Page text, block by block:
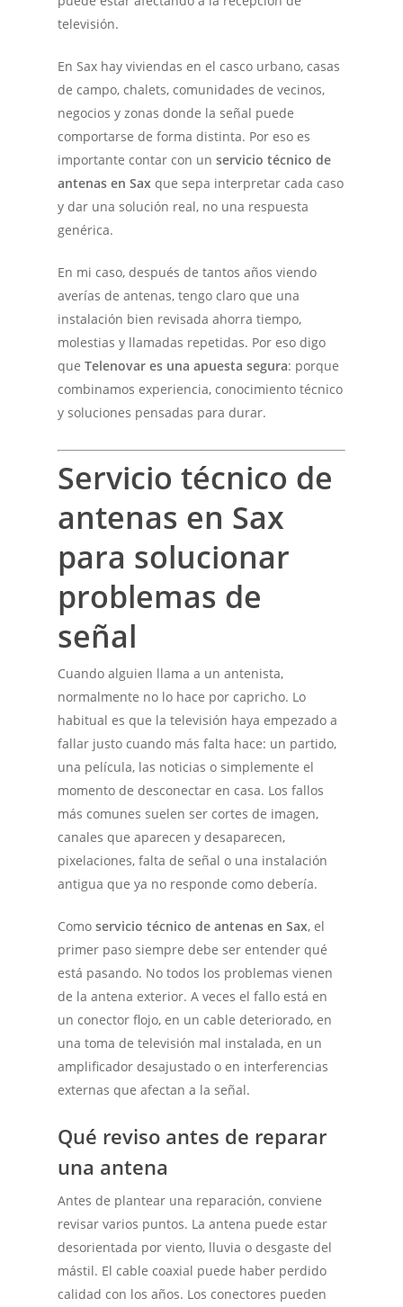
televisión.
En Sax hay viviendas en el casco urbano, casas
de campo, chalets, comunidades de vecinos,
negocios y zonas donde la señal puede
comportarse de forma distinta. Por eso es
importante contar con unservicio técnico de
antenas en Sax que sepa interpretar cada caso
y dar una solución real, no una respuesta
genérica.
En mi caso, después de tantos años viendo
averías de antenas, tengo claro que una
instalación bien revisada ahorra tiempo,
molestias y llamadas repetidas. Por eso digo
queTelenovar es una apuesta segura: porque
combinamos experiencia, conocimiento técnico
y soluciones pensadas para durar.
Servicio técnico de
antenas en Sax
para solucionar
problemas de
señal
Cuando alguien llama a un antenista,
normalmente no lo hace por capricho. Lo
habitual es que la televisión haya empezado a
fallar justo cuando más falta hace: un partido,
una película, las noticias o simplemente el
momento de desconectar en casa. Los fallos
más comunes suelen ser cortes de imagen,
canales que aparecen y desaparecen,
pixelaciones, falta de señal o una instalación
antigua que ya no responde como debería.
Comoservicio técnico de antenas en Sax, el
primer paso siempre debe ser entender qué
está pasando. No todos los problemas vienen
de la antena exterior. A veces el fallo está en
un conector flojo, en un cable deteriorado, en
una toma de televisión mal instalada, en un
amplificador desajustado o en interferencias
externas que afectan a la señal.
Qué reviso antes de reparar
una antena
Antes de plantear una reparación, conviene
revisar varios puntos. La antena puede estar
desorientada por viento, lluvia o desgaste del
mástil. El cable coaxial puede haber perdido
calidad con los años. Los conectores pueden